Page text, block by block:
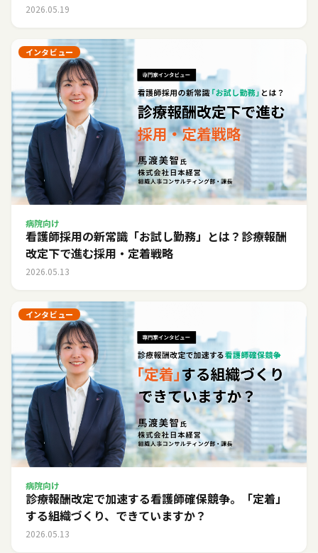
2026.05.19
インタビュー
病院向け
看護師採用の新常識「お試し勤務」とは？診療報酬
改定下で進む採用・定着戦略
2026.05.13
インタビュー
病院向け
診療報酬改定で加速する看護師確保競争。「定着」
する組織づくり、できていますか？
2026.05.13